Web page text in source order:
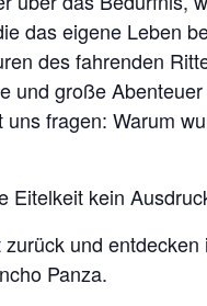
das eigene Leben
des fahrenden
und große
fragen: Warum
Eitelkeit kein
und
Panza.